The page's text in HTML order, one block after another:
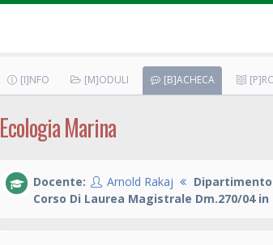
[I]NFO [M]ODULI [B]ACHECA
Ecologia Marina
Docente: Arnold Rakaj
Corso Di Laurea Magistrale Dm.270/04 in